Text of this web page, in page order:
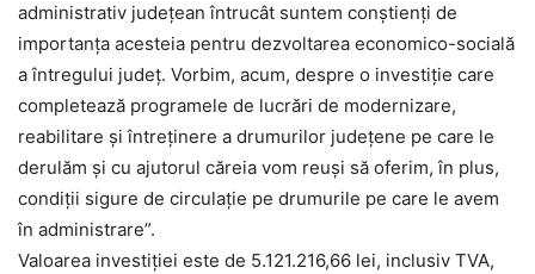
administrativ județean întrucât suntem conștienți de
importanța acesteia pentru dezvoltarea economico-socială
a întregului județ. Vorbim, acum, despre o investiție care
completează programele de lucrări de modernizare,
reabilitare și întreținere a drumurilor județene pe care le
derulăm și cu ajutorul căreia vom reuși să oferim, în plus,
condiții sigure de circulație pe drumurile pe care le avem
în administrare”.
Valoarea investiției este de 5.121.216,66 lei, inclusiv TVA,